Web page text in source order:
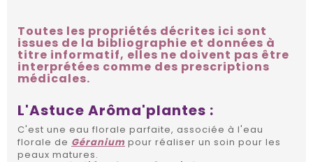
Toutes les propriétés décrites ici sont
issues de la bibliographie et données à
titre informatif, elles ne doivent pas être
interprétées comme des prescriptions
médicales.
L'Astuce Arôma'plantes :
C'est une eau florale parfaite, associée à l'eau
florale de Géranium pour réaliser un soin pour les
peaux matures.